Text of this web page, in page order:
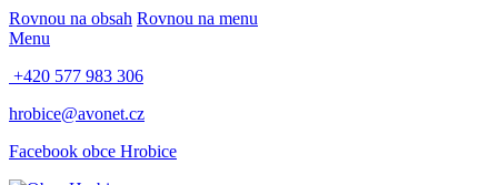
Rovnou na obsah Rovnou na menu
Menu
+420 577 983 306
hrobice@avonet.cz
Facebook obce Hrobice